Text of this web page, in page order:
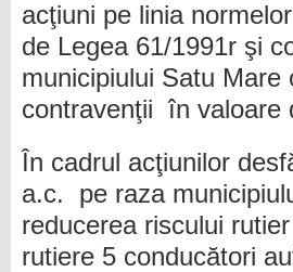
acţiuni pe linia
de Legea 61/1991r şi
municipiului Satu
contravenţii în valoare
În cadrul acţiunilor
a.c. pe raza
reducerea riscului
rutiere 5 conducători